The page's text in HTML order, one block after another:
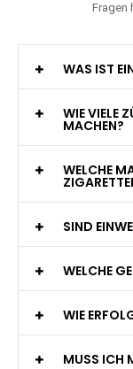
Fragen
WAS IST
WIE VIELE
MACHEN?
WELCHE
SIND
WELCHE
WIE
MUSS ICH